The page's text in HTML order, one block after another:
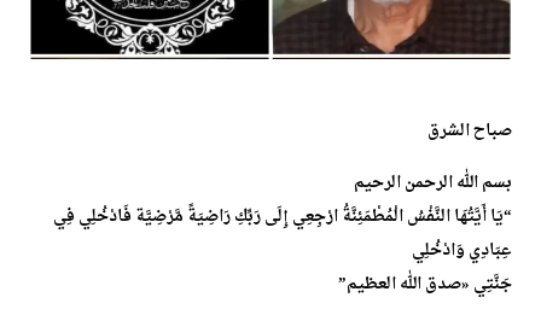
صباح الشرق
بسم الله الرحمن الرحيم
“يَا أَيَّتُهَا النَّفْسُ الْمُطْمَئِنَّةُ ارْجِعِي إِلَى رَبِّكِ رَاضِيَةً مَّرْضِيَّة فَادْخُلِي فِي
عِبَادِي وَادْخُلِي
جَنَّتِي «صدق الله العظيم”